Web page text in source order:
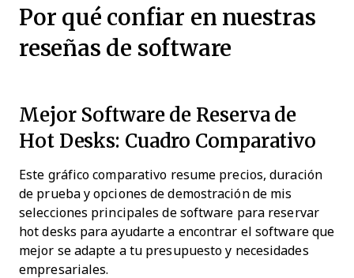
Por qué confiar en nuestras
reseñas de software
Mejor Software de Reserva de
Hot Desks: Cuadro Comparativo
Este gráfico comparativo resume precios, duración
de prueba y opciones de demostración de mis
selecciones principales de software para reservar
hot desks para ayudarte a encontrar el software que
mejor se adapte a tu presupuesto y necesidades
empresariales.